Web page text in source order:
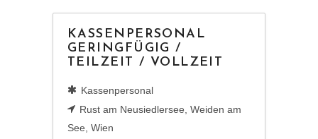
KASSENPERSONAL
GERINGFÜGIG /
TEILZEIT / VOLLZEIT
Kassenpersonal
Rust am Neusiedlersee Weiden am
See Wien